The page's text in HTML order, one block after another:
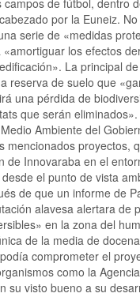
campos de fútbol, dentro
por la Euneiz.
serie de «medidas
los efectos
La principal
reserva de suelo que
una pérdida de
que serán eliminados».
Ambiente del
mencionados proyectos,
de Innovaraba en el
el punto de vista
de que un informe de
alavesa alertara de
en la zona del
de la media de
comprometer el
como la
su visto bueno a su